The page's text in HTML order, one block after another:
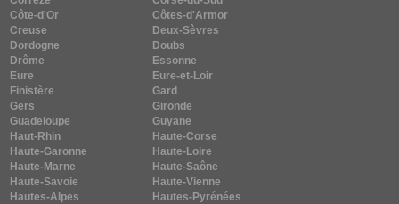
Côte-d'Or
Côtes-d'Armor
Creuse
Deux-Sèvres
Dordogne
Doubs
Drôme
Essonne
Eure
Eure-et-Loir
Finistère
Gard
Gers
Gironde
Guadeloupe
Guyane
Haut-Rhin
Haute-Corse
Haute-Garonne
Haute-Loire
Haute-Marne
Haute-Saône
Haute-Savoie
Haute-Vienne
Hautes-Alpes
Hautes-Pyrénées